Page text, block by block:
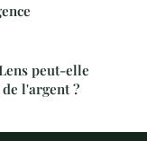
peut-elle
l'argent ?